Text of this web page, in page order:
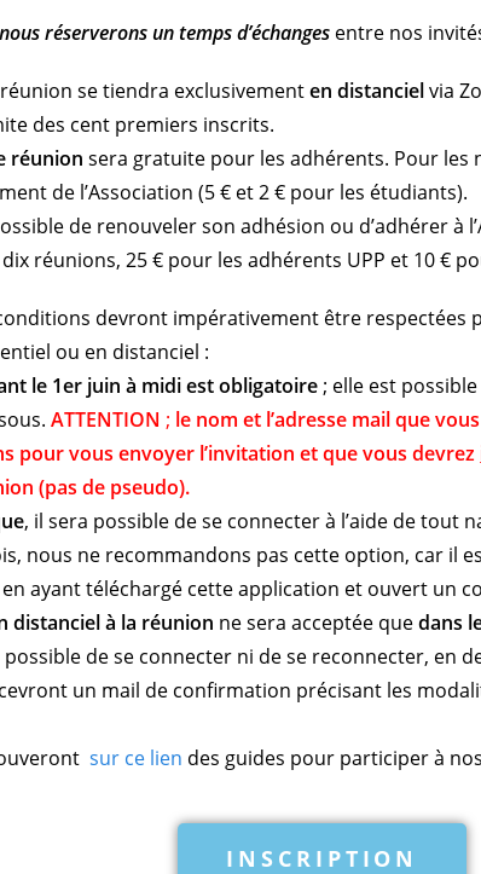
réserverons un temps d’échanges entre nos
se tiendra exclusivementen distancielvia
des cent premiers inscrits.
réunion sera gratuite pour les adhérents. Pour
de l’Association (5 € et 2 € pour les étudiants).
de renouveler son adhésion ou d’adhérer à
réunions, 25 € pour les adhérents UPP et 10 €
devront impérativement être respectées
ou en distanciel :
le 1er juin à midi est obligatoire ; elle est
ATTENTION ; le nom et l’adresse mail que
pour vous envoyer l’invitation et que vous devrez
(pas de pseudo).
, il sera possible de se connecter à l’aide de tout
nous ne recommandons pas cette option, car il
ayant téléchargé cette application et ouvert un
distanciel à la réunion ne sera acceptée quedans
possible de se connecter ni de se reconnecter, en
un mail de confirmation précisant les
sur ce lien des guides pour participer à
INSCRIPTION